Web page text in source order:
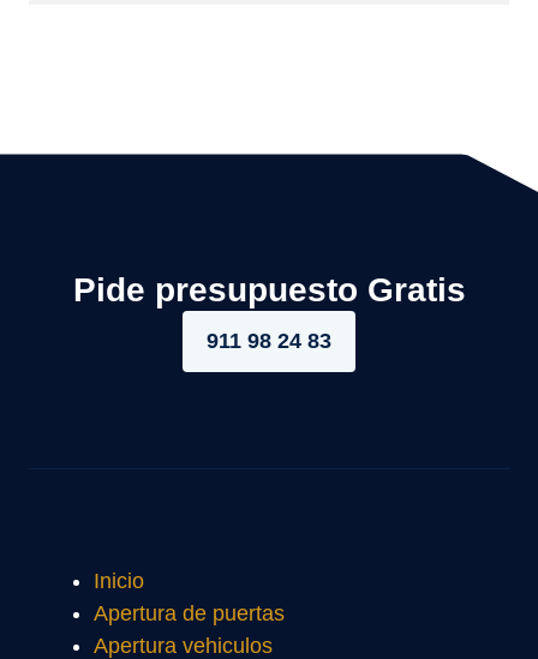
Pide presupuesto Gratis
911 98 24 83
Inicio
Apertura de puertas
Apertura vehiculos